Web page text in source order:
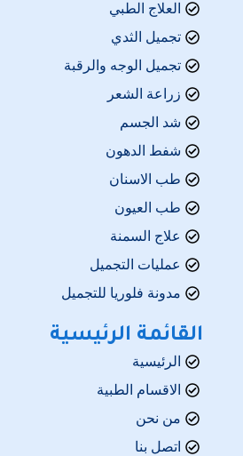
العلاج الطبي
تجميل الثدي
تجميل الوجه والرقبة
زراعة الشعر
شد الجسم
شفط الدهون
طب الاسنان
طب العيون
علاج السمنة
عمليات التجميل
مدونة فلوريا للتجميل
القائمة الرئيسية
الرئيسية
الاقسام الطبية
من نحن
اتصل بنا